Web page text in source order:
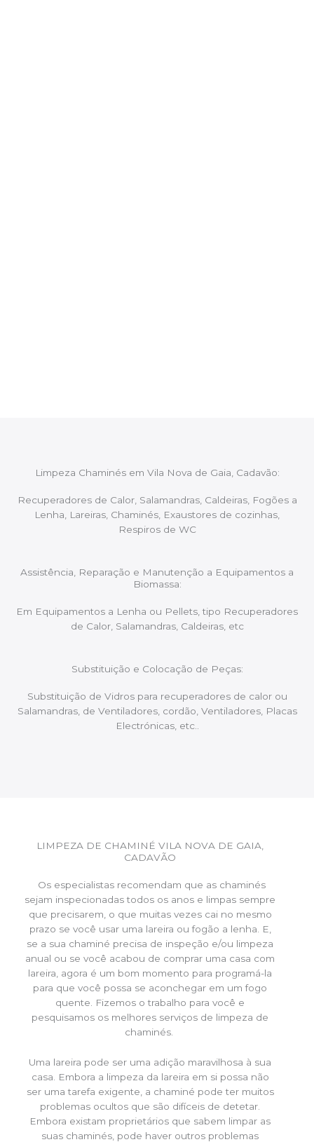
Limpeza Chaminés em Vila Nova de Gaia, Cadavão:
Recuperadores de Calor, Salamandras, Caldeiras, Fogões a
Lenha, Lareiras, Chaminés, Exaustores de cozinhas,
Respiros de WC
Assistência, Reparação e Manutenção a Equipamentos a
Biomassa:
Em Equipamentos a Lenha ou Pellets, tipo Recuperadores
de Calor, Salamandras, Caldeiras, etc
Substituição e Colocação de Peças:
Substituição de Vidros para recuperadores de calor ou
Salamandras, de Ventiladores, cordão, Ventiladores, Placas
Electrónicas, etc..
LIMPEZA DE CHAMINÉ VILA NOVA DE GAIA,
CADAVÃO
Os especialistas recomendam que as chaminés
sejam inspecionadas todos os anos e limpas sempre
que precisarem, o que muitas vezes cai no mesmo
prazo se você usar uma lareira ou fogão a lenha. E,
se a sua chaminé precisa de inspeção e/ou limpeza
anual ou se você acabou de comprar uma casa com
lareira, agora é um bom momento para programá-la
para que você possa se aconchegar em um fogo
quente. Fizemos o trabalho para você e
pesquisamos os melhores serviços de limpeza de
chaminés.
Uma lareira pode ser uma adição maravilhosa à sua
casa. Embora a limpeza da lareira em si possa não
ser uma tarefa exigente, a chaminé pode ter muitos
problemas ocultos que são difíceis de detetar.
Embora existam proprietários que sabem limpar as
suas chaminés, pode haver outros problemas